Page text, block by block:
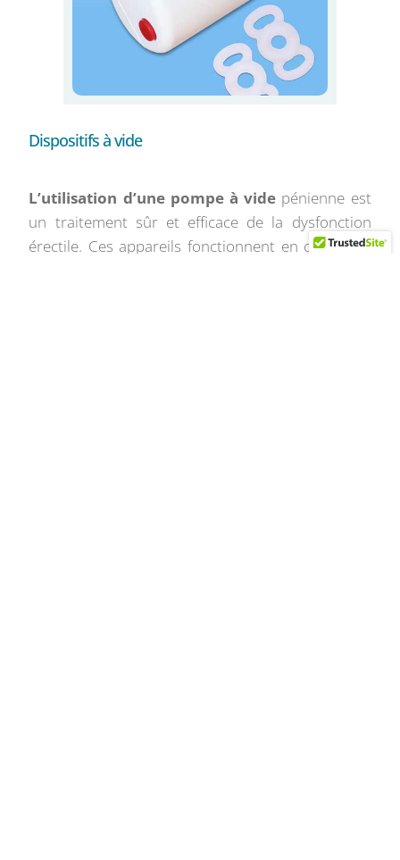
Dispositifs à vide
L’utilisation d’une pompe à vide pénienne est
un traitement sûr et efficace de la dysfonction
érectile. Ces appareils fonctionnent en créant un